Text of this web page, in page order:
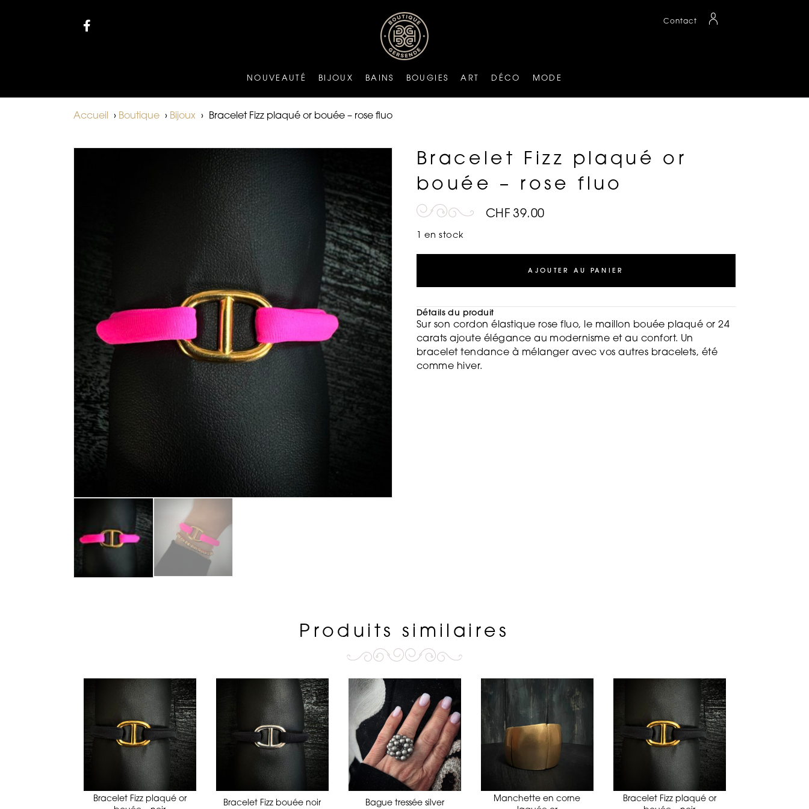
Contact
NOUVEAUTÉ BIJOUX BAINS BOUGIES ART DÉCO MODE
Accueil › Boutique › Bijoux › Bracelet Fizz plaqué or bouée – rose fluo
Bracelet Fizz plaqué or
bouée – rose fluo
CHF 39.00
1 en stock
AJOUTER AU PANIER
Détails du produit
Sur son cordon élastique rose fluo, le maillon bouée plaqué or 24
carats ajoute élégance au modernisme et au confort. Un
bracelet tendance à mélanger avec vos autres bracelets, été
comme hiver.
Produits similaires
Bracelet Fizz plaqué or
Bracelet Fizz bouée noir Bague tressée silver
Manchette en corne
Bracelet Fizz plaqué or